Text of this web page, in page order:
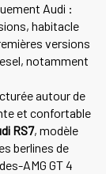
Audi :
habitacle
versions
notamment
autour de
et confortable
RS7, modèle
berlines de
AMG GT 4